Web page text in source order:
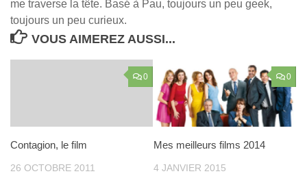
me traverse la tête. Basé à Pau, toujours un peu geek,
toujours un peu curieux.
VOUS AIMEREZ AUSSI...
0
Contagion, le film
26 OCTOBRE 2011
0
Mes meilleurs films 2014
4 JANVIER 2015